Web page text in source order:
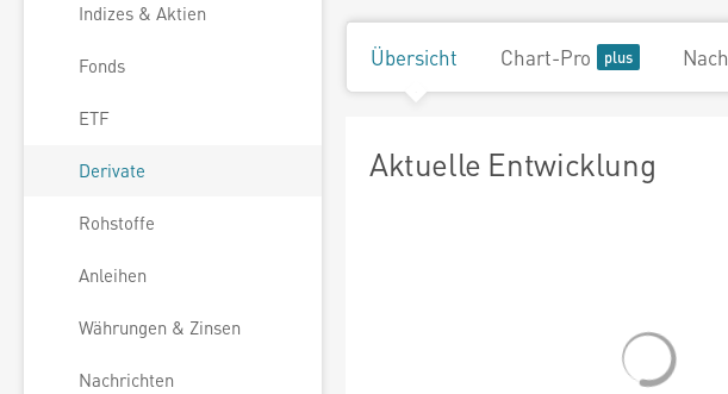
Indizes & Aktien
Fonds
ETF
Derivate
Rohstoffe
Anleihen
Währungen & Zinsen
Nachrichten
Übersicht Chart-Pro
Aktuelle Entwicklung